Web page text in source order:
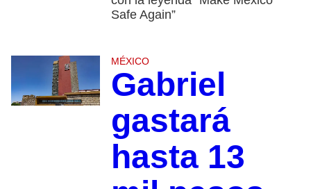
Safe Again”
MÉXICO
Gabriel
gastará
hasta 13